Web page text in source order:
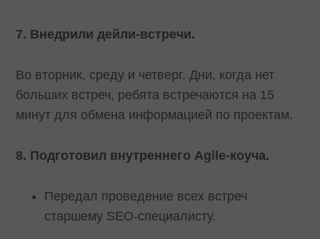
7. Внедрили дейли-встречи.
Во вторник, среду и четверг. Дни, когда нет
больших встреч, ребята встречаются на 15
минут для обмена информацией по проектам.
8. Подготовил внутреннего Agile-коуча.
Передал проведение всех встреч
старшему SEO-специалисту.